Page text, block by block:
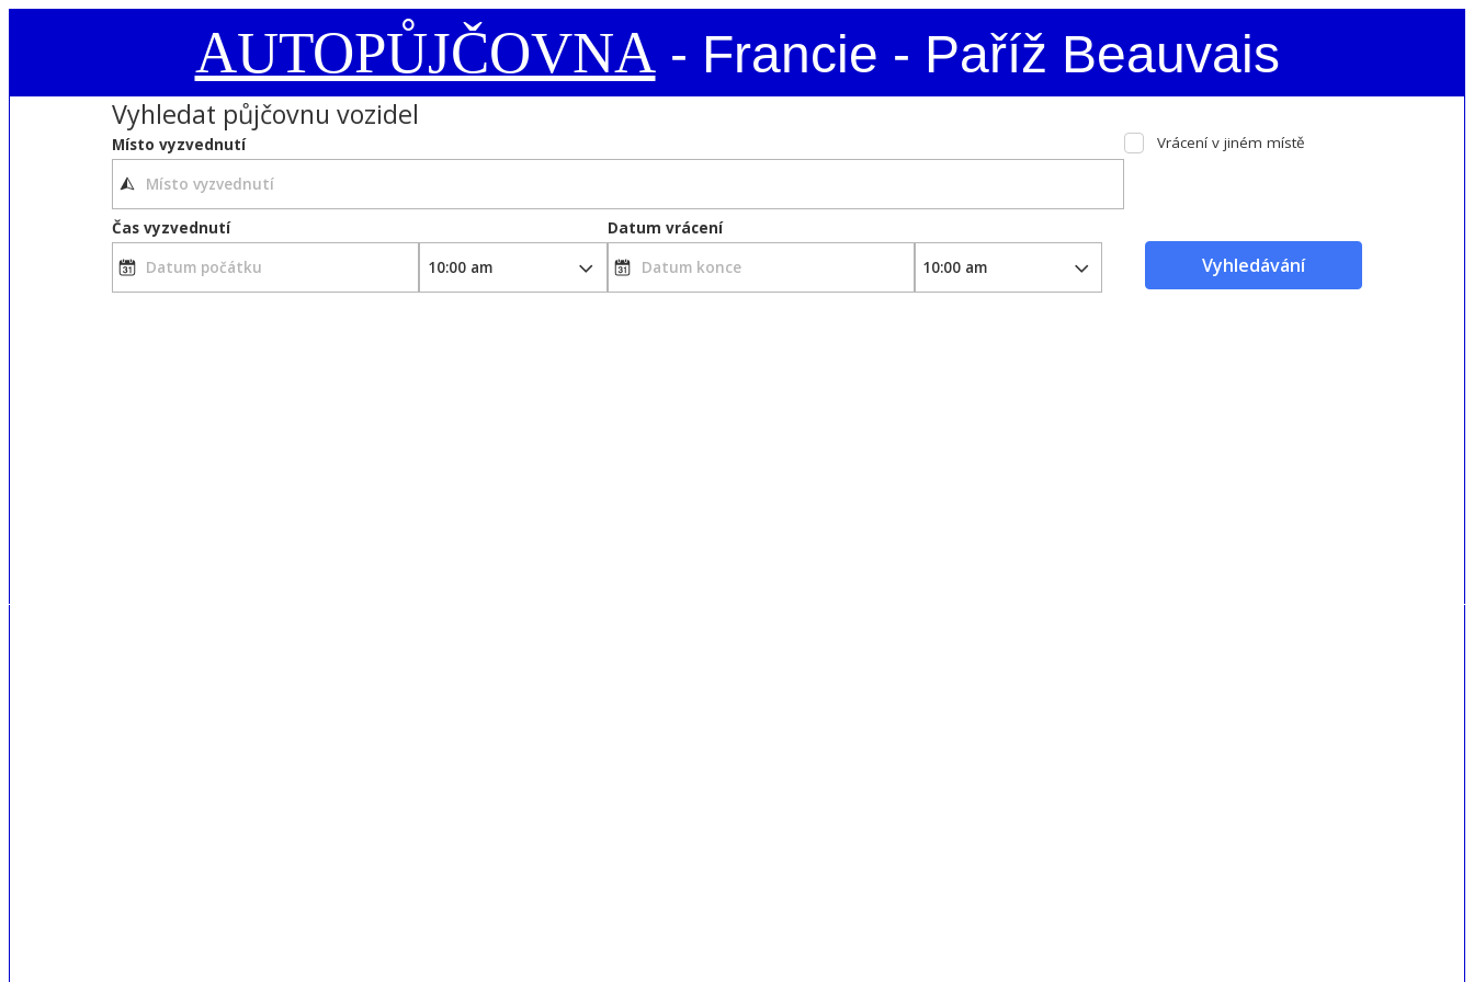
AUTOPŮJČOVNA- Francie - Paříž Beauvais